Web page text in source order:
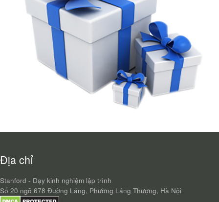
Địa chỉ
Stanford - Dạy kinh nghiệm lập trình
Số 20 ngõ 678 Đường Láng, Phường Láng Thượng, Hà Nội